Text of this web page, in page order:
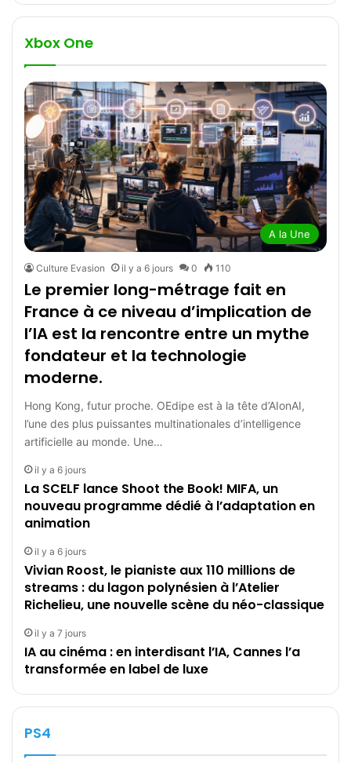
Xbox One
A la Une
Culture Evasion il y a 6 jours 0 110
Le premier long-métrage fait en
France à ce niveau d’implication de
l’IA est la rencontre entre un mythe
fondateur et la technologie
moderne.
Hong Kong, futur proche. OEdipe est à la tête d’AIonAI,
l’une des plus puissantes multinationales d’intelligence
artificielle au monde. Une…
il y a 6 jours
La SCELF lance Shoot the Book! MIFA, un
nouveau programme dédié à l’adaptation en
animation
il y a 6 jours
Vivian Roost, le pianiste aux 110 millions de
streams : du lagon polynésien à l’Atelier
Richelieu, une nouvelle scène du néo-classique
il y a 7 jours
IA au cinéma : en interdisant l’IA, Cannes l’a
transformée en label de luxe
PS4